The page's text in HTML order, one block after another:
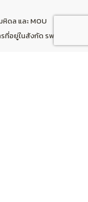
ดล และ MOU
อยู่ในสังกัด รพ.ร่วม